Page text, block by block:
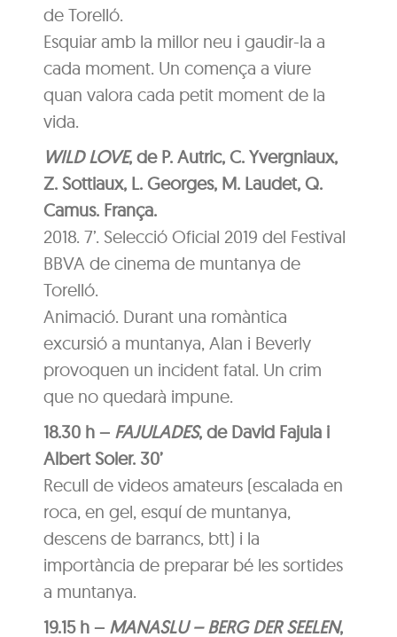
de Torelló.
Esquiar amb la millor neu i gaudir-la a
cada moment. Un comença a viure
quan valora cada petit moment de la
vida.
WILD LOVE, de P. Autric, C. Yvergniaux,
Z. Sottiaux, L. Georges, M. Laudet, Q.
Camus. França.
2018. 7’. Selecció Oficial 2019 del Festival
BBVA de cinema de muntanya de
Torelló.
Animació. Durant una romàntica
excursió a muntanya, Alan i Beverly
provoquen un incident fatal. Un crim
que no quedarà impune.
18.30 h – FAJULADES, de David Fajula i
Albert Soler. 30’
Recull de videos amateurs (escalada en
roca, en gel, esquí de muntanya,
descens de barrancs, btt) i la
importància de preparar bé les sortides
a muntanya.
19.15 h – MANASLU – BERG DER SEELEN,